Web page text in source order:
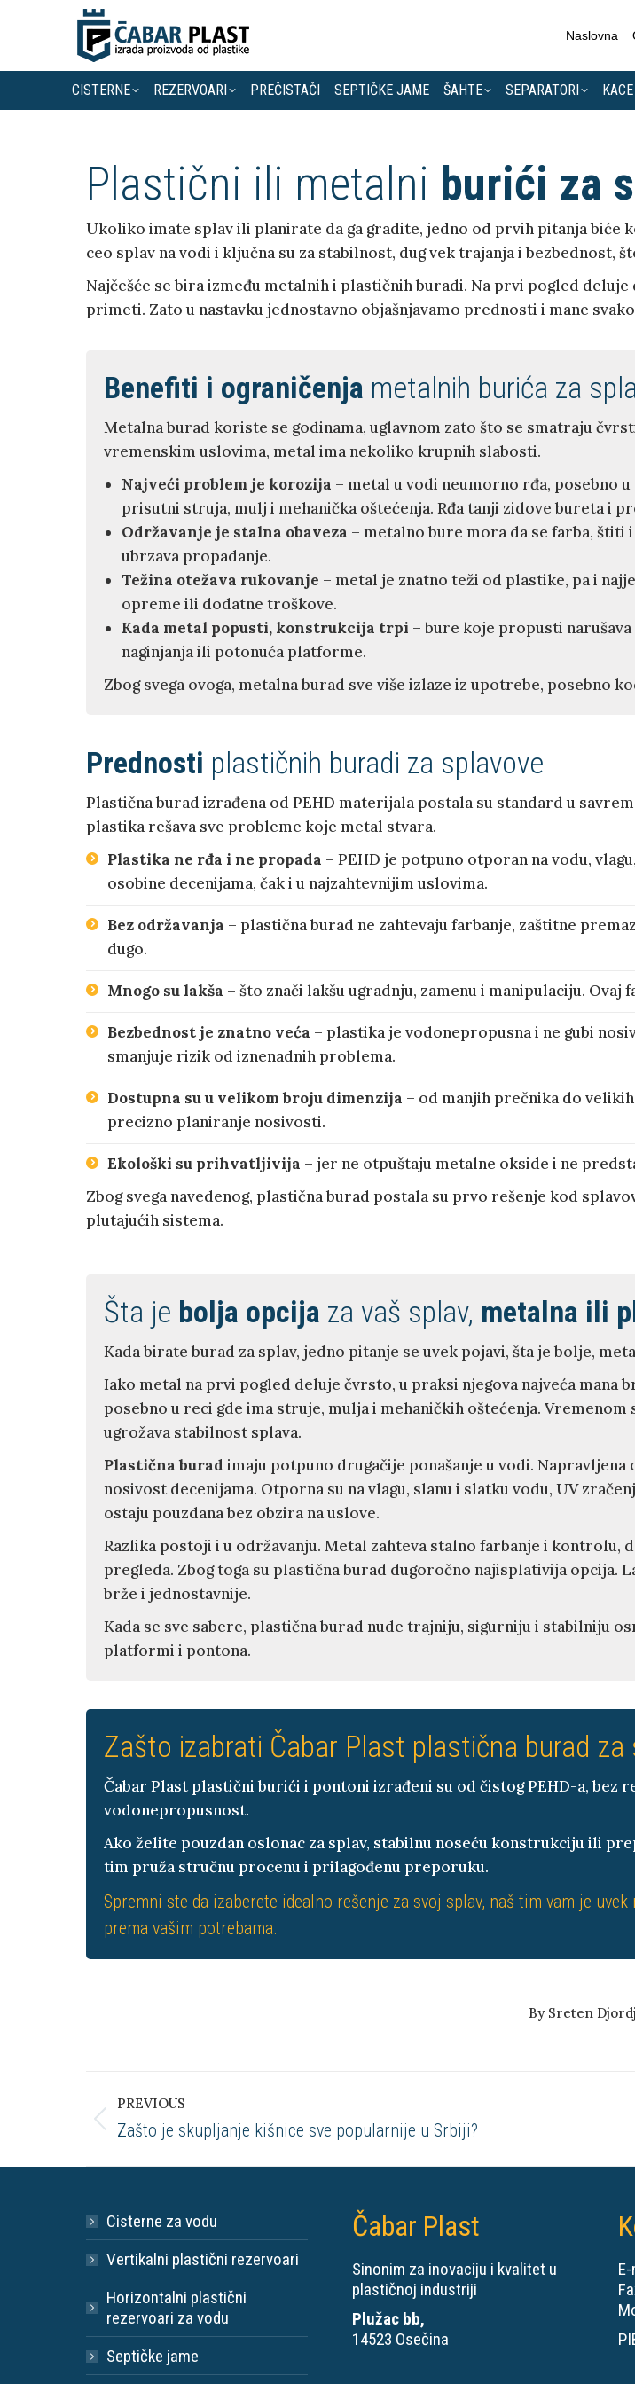
Naslovna
CISTERNE REZERVOARI PREČISTAČI SEPTIČKE JAME ŠAHTE SEPARATORI KACE
Plastični ili metalni burići za
Ukoliko imate splav ili planirate da ga gradite, jedno od prvih pitanja
ceo splav na vodi i ključna su za stabilnost, dug vek trajanja i bezbednost,
Najčešće se birа između metalnih i plastičnih buradi. Na prvi pogled
primeti. Zato u nastavku jednostavno objašnjavamo prednosti i mane
Benefiti i ograničenja metalnih burića za
Metalna burad koriste se godinama, uglavnom zato što se smatraju
vremenskim uslovima, metal ima nekoliko krupnih slabosti.
Najveći problem je korozija – metal u vodi neumorno rđa, posebno
prisutni struja, mulj i mehanička oštećenja. Rđa tanji zidove bureta i
Održavanje je stalna obaveza – metalno bure mora da se farba,
ubrzava propadanje.
Težina otežava rukovanje – metal je znatno teži od plastike, pa i
opreme ili dodatne troškove.
Kada metal popusti, konstrukcija trpi – bure koje propusti
naginjanja ili potonuća platforme.
Zbog svega ovoga, metalna burad sve više izlaze iz upotrebe, posebno
Prednosti plastičnih buradi za splavove
Plastična burad izrađena od PEHD materijala postala su standard u
plastika rešava sve probleme koje metal stvara.
Plastika ne rđa i ne propada – PEHD je potpuno otporan na vodu,
osobine decenijama, čak i u najzahtevnijim uslovima.
Bez održavanja – plastična burad ne zahtevaju farbanje, zaštitne
dugo.
Mnogo su lakša – što znači lakšu ugradnju, zamenu i manipulaciju.
Bezbednost je znatno veća – plastika je vodonepropusna i ne gubi
smanjuje rizik od iznenadnih problema.
Dostupna su u velikom broju dimenzija – od manjih prečnika do
precizno planiranje nosivosti.
Ekološki su prihvatljivija – jer ne otpuštaju metalne okside i ne
Zbog svega navedenog, plastična burad postala su prvo rešenje kod
plutajućih sistema.
Šta je bolja opcija za vaš splav, metalna ili
Kada birate burad za splav, jedno pitanje se uvek pojavi, šta je bolje,
Iako metal na prvi pogled deluje čvrsto, u praksi njegova najveća
posebno u reci gde ima struje, mulja i mehaničkih oštećenja.
ugrožava stabilnost splava.
Plastična burad imaju potpuno drugačije ponašanje u vodi.
nosivost decenijama. Otporna su na vlagu, slanu i slatku vodu, UV
ostaju pouzdana bez obzira na uslove.
Razlika postoji i u održavanju. Metal zahteva stalno farbanje i
pregleda. Zbog toga su plastična burad dugoročno najisplativija opcija.
brže i jednostavnije.
Kada se sve sabere, plastična burad nude trajniju, sigurniju i stabilniju
platformi i pontona.
Zašto izabrati Čabar Plast plastična burad za
Čabar Plast plastični burići i pontoni izrađeni su od čistog PEHD-a,
vodonepropusnost.
Ako želite pouzdan oslonac za splav, stabilnu noseću konstrukciju ili
tim pruža stručnu procenu i prilagođenu preporuku.
Spremni ste da izaberete idealno rešenje za svoj splav, naš tim vam je
prema vašim potrebama.
By Sreten
Post
navigation
PREVIOUS
Previous
Zašto je skupljanje kišnice sve popularnije u Srbiji?
Cisterne za vodu
Vertikalni plastični rezervoari
Horizontalni plastični
rezervoari za vodu
Septičke jame
Čabar Plast
Sinonim za inovaciju i kvalitet u
plastičnoj industriji
Plužac bb,
14523 Osečina